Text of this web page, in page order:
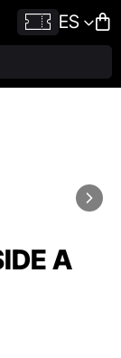
ES
A